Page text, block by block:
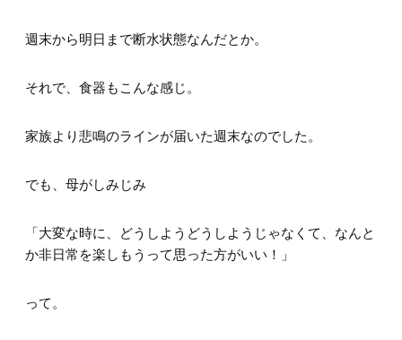
週末から明日まで断水状態なんだとか。
それで、食器もこんな感じ。
家族より悲鳴のラインが届いた週末なのでした。
でも、母がしみじみ
「大変な時に、どうしようどうしようじゃなくて、なんと
か非日常を楽しもうって思った方がいい！」
って。